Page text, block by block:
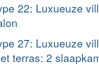
22: Luxueuze
27: Luxueuze
terras: 2